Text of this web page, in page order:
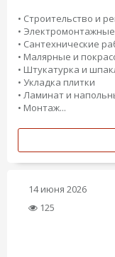
• Строительство и
•
• Сантехнические
• Малярные и
• Штукатурка и
• Укладка плитки
• Ламинат и
• Монтаж...
14 июня 2026
125